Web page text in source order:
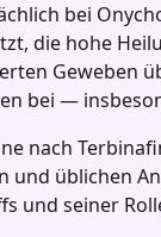
bei
die hohe
Geweben
bei —
nach
und üblichen
und seiner